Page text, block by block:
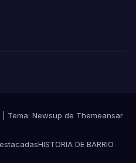
Tema: Newsup de Themeansar
HISTORIA DE BARRIO